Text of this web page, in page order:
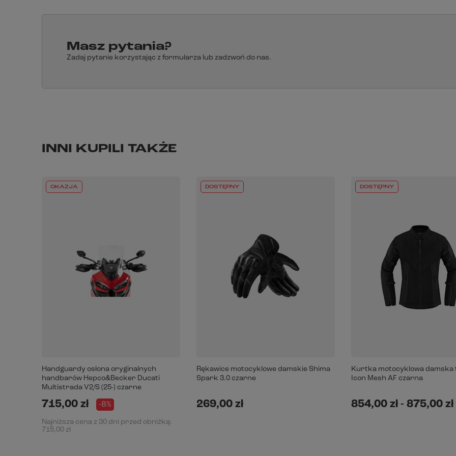
Masz pytania?
Zadaj pytanie korzystając z formularza lub zadzwoń do nas.
INNI KUPILI TAKŻE
OKAZJA
Handguardy osłona oryginalnych
handbarów Hepco&Becker Ducati
Multistrada V2/S (25-) czarne
715,00 zł -8%
Najniższa cena z 30 dni przed obniżką:
715,00 zł
DOSTĘPNY
Rękawice motocyklowe damskie Shima
Spark 3.0 czarne
269,00 zł
DOSTĘPNY
Kurtka motocyklowa damska
Icon Mesh AF czarna
854,00 zł- 875,00 zł